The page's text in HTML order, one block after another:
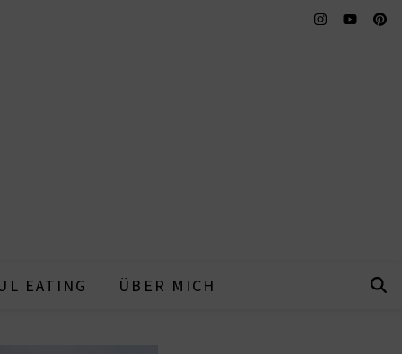
EATING ÜBER MICH